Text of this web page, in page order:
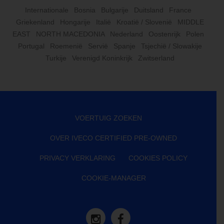
Internationale Bosnia Bulgarije Duitsland
France
Griekenland
Hongarije Italië Kroatië / Slovenië
MIDDLE
EAST
NORTH MACEDONIA Nederland Oostenrijk
Polen
Portugal
Roemenië Servië Spanje
Tsjechië / Slowakije
Turkije
Verenigd Koninkrijk Zwitserland
VOERTUIG ZOEKEN
OVER IVECO CERTIFIED PRE-OWNED
PRIVACY VERKLARING COOKIES POLICY
COOKIE-MANAGER